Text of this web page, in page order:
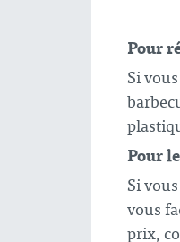
Pour
Si
Pour
Si
vous
prix,